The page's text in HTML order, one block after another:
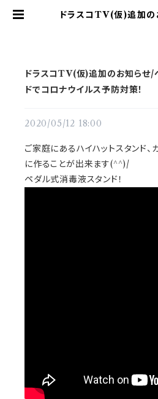
ドラスコTV(仮)追加の
ドラスコTV(仮)追加のお知らせ/
ドでコロナウイルス予防対策！
2020/05/12 18:00
ご家庭にあるハイハットスタンド
に作ることが出来ます(^^)/
ペダル式消毒液スタンド！